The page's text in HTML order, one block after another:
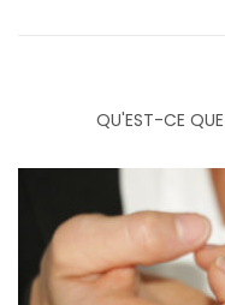
QU'EST-CE QUE